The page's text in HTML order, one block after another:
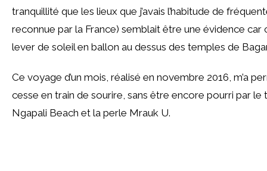
tranquillité que les lieux que j’avais l’habitude de
reconnue par la France) semblait être une évidence car
lever de soleil en ballon au dessus des temples de
Ce voyage d’un mois, réalisé en novembre 2016, m’a
cesse en train de sourire, sans être encore pourri par le
Ngapali Beach et la perle Mrauk U.